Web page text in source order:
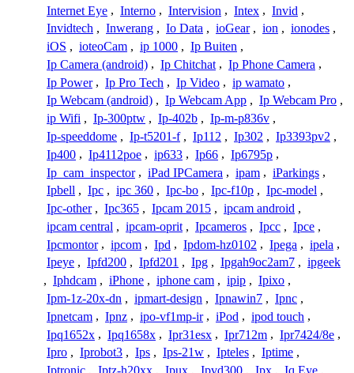
Internet Eye , Interno , Intervision , Intex , Invid ,
Invidtech , Inwerang , Io Data , ioGear , ion , ionodes ,
iOS , ioteoCam , ip 1000 , Ip Buiten ,
Ip Camera (android) , Ip Chitchat , Ip Phone Camera ,
Ip Power , Ip Pro Tech , Ip Video , ip wamato ,
Ip Webcam (android) , Ip Webcam App , Ip Webcam Pro ,
ip Wifi , Ip-300ptw , Ip-402b , Ip-m-p836v ,
Ip-speeddome , Ip-t5201-f , Ip112 , Ip302 , Ip3393pv2 ,
Ip400 , Ip4112poe , ip633 , Ip66 , Ip6795p ,
Ip_cam_inspector , iPad IPCamera , ipam , iParkings ,
Ipbell , Ipc , ipc 360 , Ipc-bo , Ipc-f10p , Ipc-model ,
Ipc-other , Ipc365 , Ipcam 2015 , ipcam android ,
ipcam central , ipcam-oprit , Ipcameros , Ipcc , Ipce ,
Ipcmontor , ipcom , Ipd , Ipdom-hz0102 , Ipega , ipela ,
Ipeye , Ipfd200 , Ipfd201 , Ipg , Ipgah9oc2am7 , ipgeek
, Iphdcam , iPhone , iphone cam , ipip , Ipixo ,
Ipm-1z-20x-dn , ipmart-design , Ipnawin7 , Ipnc ,
Ipnetcam , Ipnz , ipo-vf1mp-ir , iPod , ipod touch ,
Ipq1652x , Ipq1658x , Ipr31esx , Ipr712m , Ipr7424/8e ,
Ipro , Iprobot3 , Ips , Ips-21w , Ipteles , Iptime ,